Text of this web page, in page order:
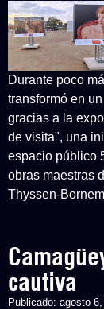
Durante poco
transformó en
gracias a la
de visita", una
espacio público
obras maestras
Thyssen-
cautiva
Publicado: agosto